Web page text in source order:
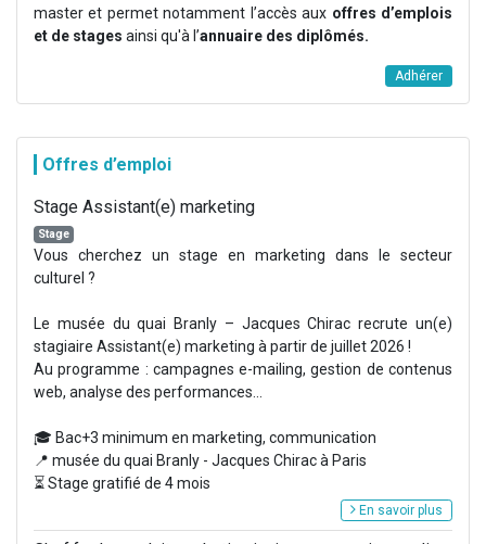
master et permet notamment l’accès aux offres d’emplois
et de stages ainsi qu'à l’annuaire des diplômés.
Adhérer
Offres d’emploi
Stage Assistant(e) marketing
Stage
Vous cherchez un stage en marketing dans le secteur
culturel ?
Le musée du quai Branly – Jacques Chirac recrute un(e)
stagiaire Assistant(e) marketing à partir de juillet 2026 !
Au programme : campagnes e-mailing, gestion de contenus
web, analyse des performances...
🎓 Bac+3 minimum en marketing, communication
📍 musée du quai Branly - Jacques Chirac à Paris
⏳ Stage gratifié de 4 mois
En savoir plus